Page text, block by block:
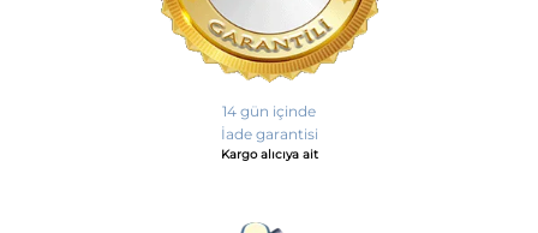
14 gün içinde
İade garantisi
Kargo alıcıya ait